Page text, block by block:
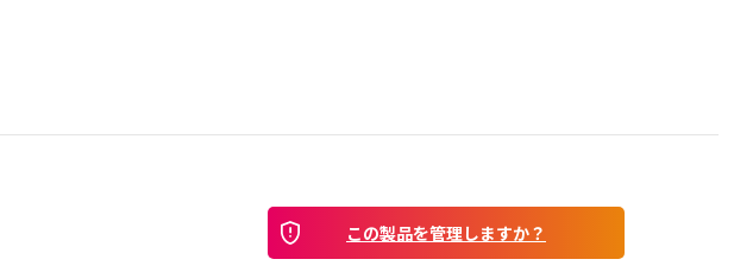
この製品を管理しますか？